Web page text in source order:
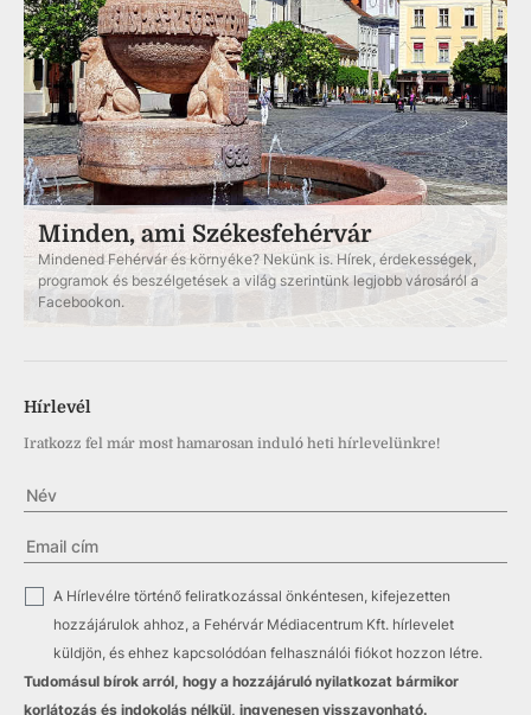
Minden, ami Székesfehérvár
Mindened Fehérvár és környéke? Nekünk is. Hírek, érdekességek,
programok és beszélgetések a világ szerintünk legjobb városáról a
Facebookon.
Hírlevél
Iratkozz fel már most hamarosan induló heti hírlevelünkre!
A Hírlevélre történő feliratkozással önkéntesen, kifejezetten
hozzájárulok ahhoz, a Fehérvár Médiacentrum Kft. hírlevelet
küldjön, és ehhez kapcsolódóan felhasználói fiókot hozzon létre.
Tudomásul bírok arról, hogy a hozzájáruló nyilatkozat bármikor
korlátozás és indokolás nélkül, ingyenesen visszavonható.